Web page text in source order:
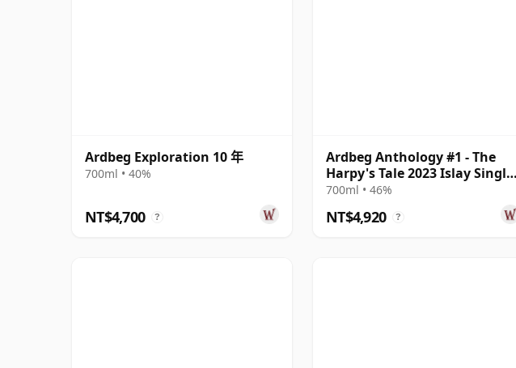
Ardbeg Exploration 10 年
700ml • 40%
NT$4,700 ?
Ardbeg Anthology #1 - The
Harpy's Tale 2023 Islay Single
13 年
700ml • 46%
NT$4,920 ?